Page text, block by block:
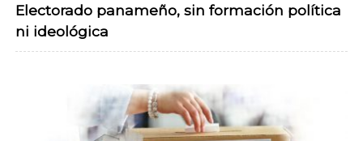
Electorado panameño, sin formación política
ni ideológica